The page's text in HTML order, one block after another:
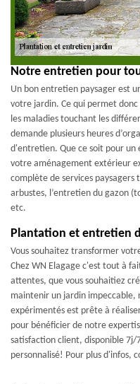
Notre entretien pour
Un bon entretien paysager est
votre jardin. Ce qui permet
les maladies touchant les
demande plusieurs heures
d'entretien. Que ce soit pour
votre aménagement extérieur
complète de services paysagers
arbustes, l’entretien du gazon
etc.
Plantation et entretien
Vous souhaitez transformer
Chez WN Elagage c'est tout à
attentes, que vous souhaitiez
maintenir un jardin impeccable,
expérimentés est prête à
pour bénéficier de notre
satisfaction client, disponible 7j/
personnalisé! Pour plus d'infos,